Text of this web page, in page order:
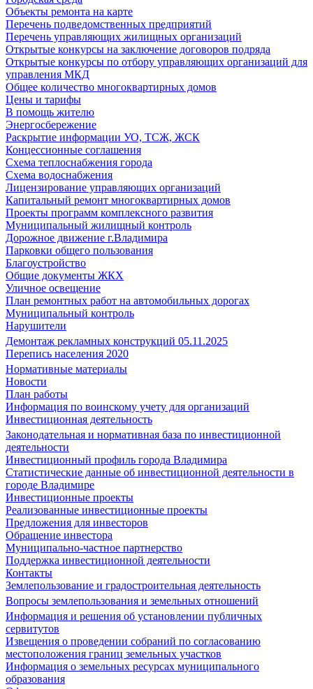
Объекты ремонта на карте
Перечень подведомственных предприятий
Перечень управляющих жилищных организаций
Открытые конкурсы на заключение договоров подряда
Открытые конкурсы по отбору управляющих организаций для
управления МКД
Общее количество многоквартирных домов
Цены и тарифы
В помощь жителю
Энергосбережение
Раскрытие информации УО, ТСЖ, ЖСК
Концессионные соглашения
Схема теплоснабжения города
Схема водоснабжения
Лицензирование управляющих организаций
Капитальный ремонт многоквартирных домов
Проекты программ комплексного развития
Муниципальный жилищный контроль
Дорожное движение г.Владимира
Парковки общего пользования
Благоустройство
Общие документы ЖКХ
Уличное освещение
План ремонтных работ на автомобильных дорогах
Муниципальный контроль
Нарушители
Демонтаж рекламных конструкций 05.11.2025
Перепись населения 2020
Нормативные материалы
Новости
План работы
Информация по воинскому учету для организаций
Инвестиционная деятельность
Законодательная и нормативная база по инвестиционной
деятельности
Инвестиционный профиль города Владимира
Статистические данные об инвестиционной деятельности в
городе Владимире
Инвестиционные проекты
Реализованные инвестиционные проекты
Предложения для инвесторов
Обращение инвестора
Муниципально-частное партнерство
Поддержка инвестиционной деятельности
Контакты
Землепользование и градостроительная деятельность
Вопросы землепользования и земельных отношений
Информация и решения об установлении публичных
сервитутов
Извещения о проведении собраний по согласованию
местоположения границ земельных участков
Информация о земельных ресурсах муниципального
образования